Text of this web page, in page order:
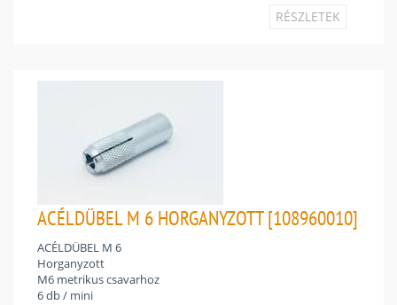
RÉSZLETEK
ACÉLDÜBEL M 6 HORGANYZOTT [108960010]
ACÉLDÜBEL M 6
Horganyzott
M6 metrikus csavarhoz
6 db / mini